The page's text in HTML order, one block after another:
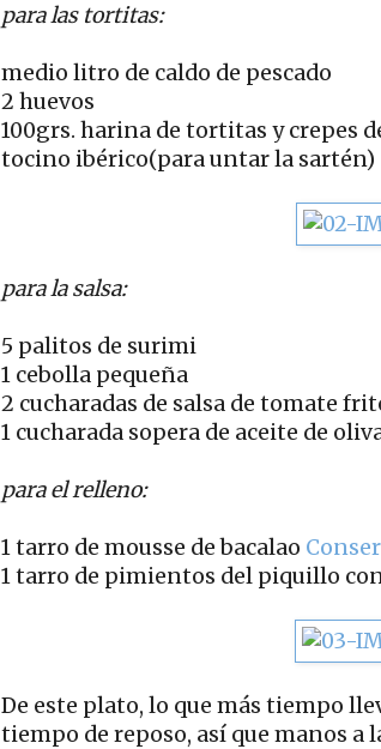
para las tortitas:
medio litro de caldo de pescado
2 huevos
100grs. harina de tortitas y crepes
tocino ibérico(para untar la sartén)
para la salsa:
5 palitos de surimi
1 cebolla pequeña
2 cucharadas de salsa de tomate
1 cucharada sopera de aceite de
para el relleno:
1 tarro de mousse de bacalao
1 tarro de pimientos del piquillo
De este plato, lo que más tiempo
tiempo de reposo, así que manos a